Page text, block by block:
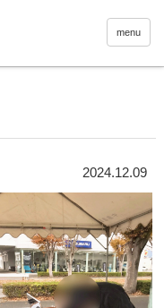
愛まん
menu
2024.12.09